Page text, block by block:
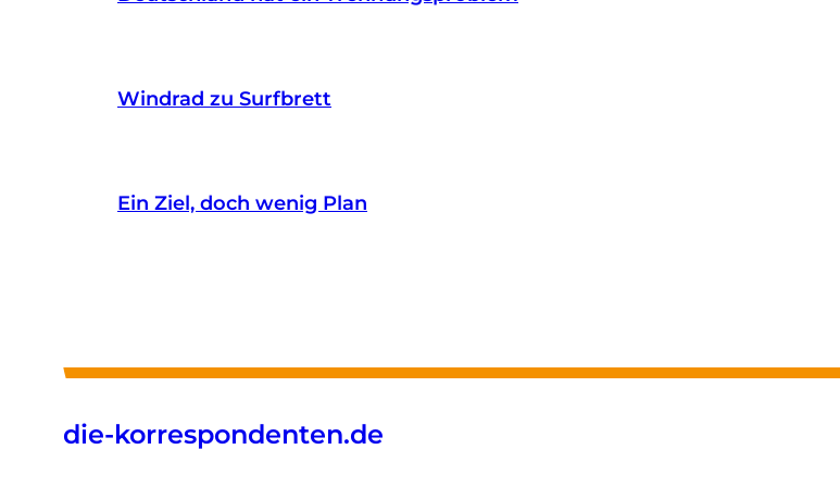
Windrad zu Surfbrett
Ein Ziel, doch wenig Plan
die-korrespondenten.de